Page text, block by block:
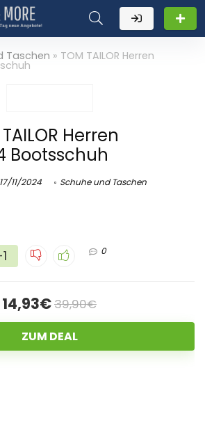
Taschen » TOM TAILOR Herren
Herren
Bootsschuh
17/11/2024 Schuhe und Taschen
0
14,93€39,90€
ZUM DEAL